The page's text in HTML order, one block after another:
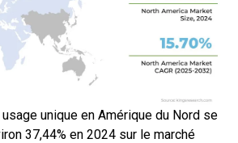
unique en Amérique du Nord se
37,44% en 2024 sur le marché